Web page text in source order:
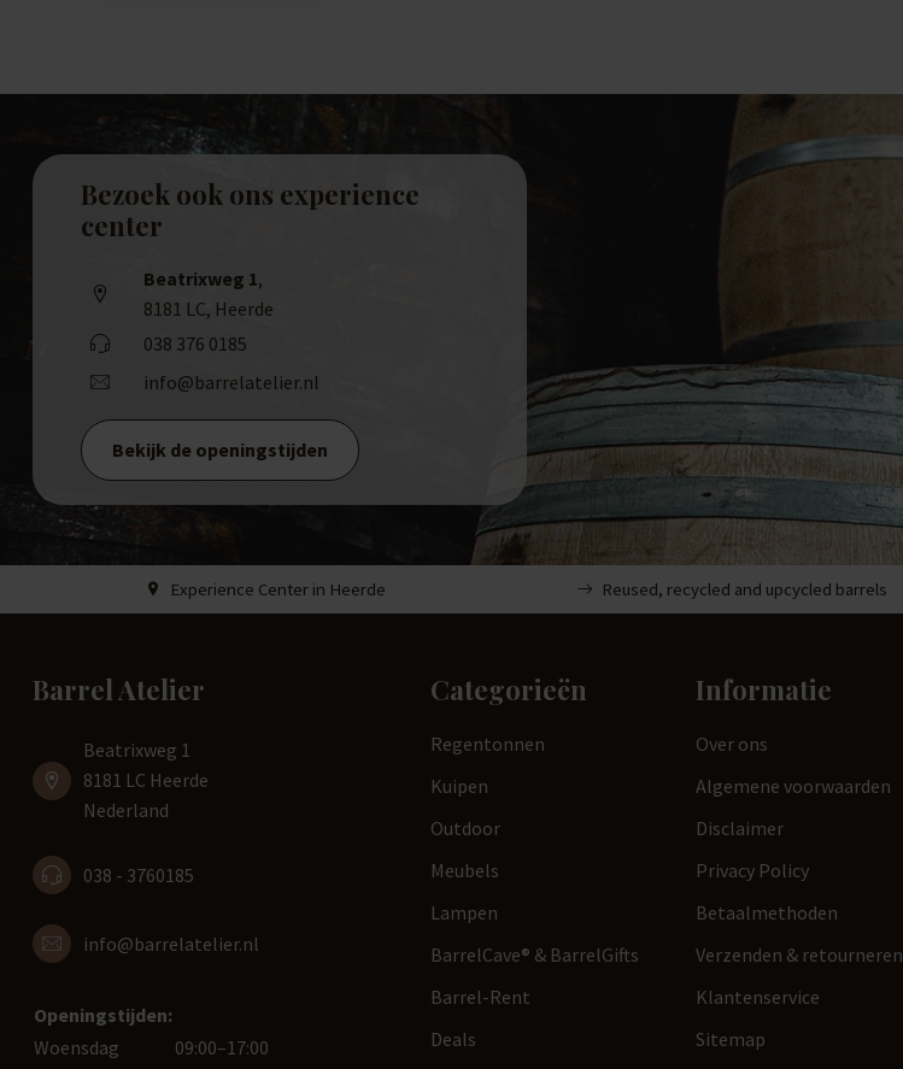
Bezoek ook ons experience
center
Beatrixweg 1,
8181 LC, Heerde
038 376 0185
info@barrelatelier.nl
Bekijk de openingstijden
Experience Center in Heerde Reused, recycled and upcycled barrels
Barrel Atelier
Beatrixweg 1
8181 LC Heerde
Nederland
038 - 3760185
info@barrelatelier.nl
Openingstijden:
Woensdag
09:00–17:00
Categorieën
Regentonnen
Kuipen
Outdoor
Meubels
Lampen
BarrelCave® & BarrelGifts
Barrel-Rent
Deals
Informatie
Over ons
Algemene voorwaarden
Disclaimer
Privacy Policy
Betaalmethoden
Verzenden & retourneren
Klantenservice
Sitemap